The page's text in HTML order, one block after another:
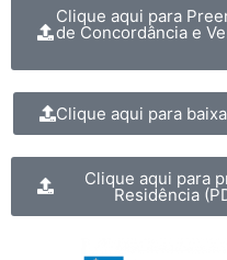
Clique aqui para
de Concordância e
Clique aqui para
Clique aqui para
Residência